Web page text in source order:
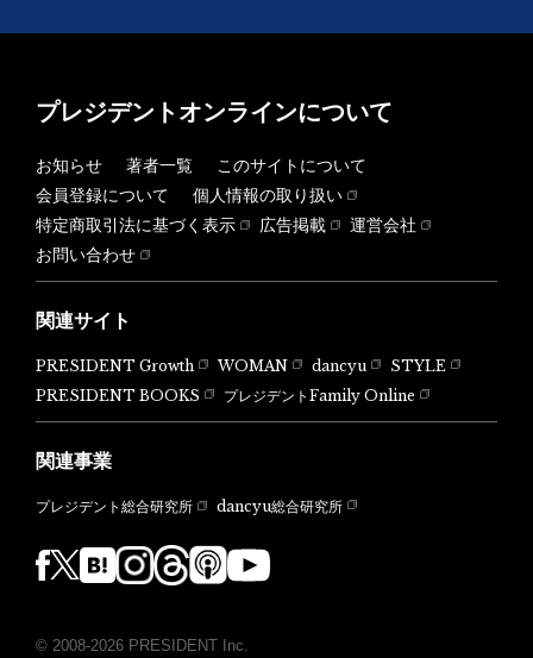
プレジデントオンラインについて
お知らせ 著者一覧
このサイトについて
会員登録について
個人情報の取り扱い
特定商取引法に基づく表示
広告掲載
運営会社
お問い合わせ
関連サイト
PRESIDENT Growth WOMAN dancyu
STYLE
PRESIDENT BOOKS
プレジデントFamily Online
関連事業
プレジデント総合研究所 dancyu総合研究所
© 2008-2026 PRESIDENT Inc.